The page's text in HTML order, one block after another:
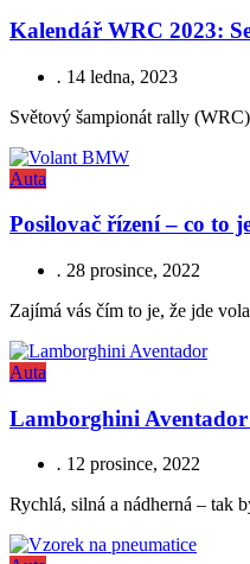
Kalendář WRC 2023:
. 14 ledna, 2023
Světový šampionát rally
Auta
Posilovač řízení – co to
. 28 prosince, 2022
Zajímá vás čím to je, že jde
Auta
Lamborghini
. 12 prosince, 2022
Rychlá, silná a nádherná – tak